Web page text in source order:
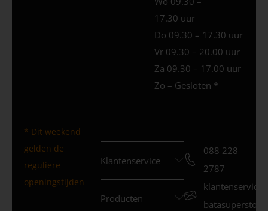
17.30 uur
Do 09.30 – 17.30 uur
Vr 09.30 – 20.00 uur
Za 09.30 – 17.00 uur
Zo – Gesloten *
* Dit weekend
gelden de
reguliere
openingstijden
Klantenservice
Producten
088 228
2787